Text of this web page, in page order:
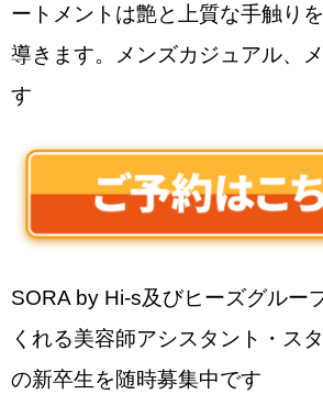
ートメントは艶と上質な手触り
導きます。メンズカジュアル、
す
SORA by Hi-s及びヒーズグルー
くれる美容師アシスタント・ス
の新卒生を随時募集中です